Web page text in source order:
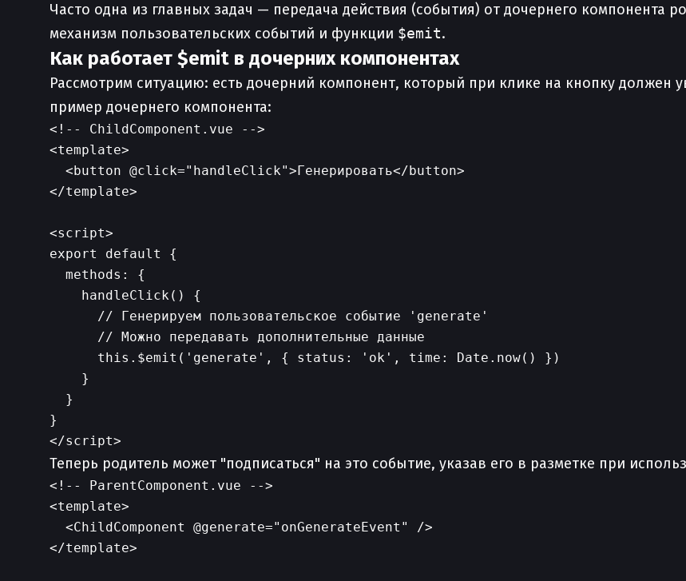
Часто одна из главных задач — передача действия (события) от дочернего компонента
механизм пользовательских событий и функции $emit.
Как работает $emit в дочерних компонентах
Рассмотрим ситуацию: есть дочерний компонент, который при клике на кнопку должен
пример дочернего компонента:
<!-- ChildComponent.vue -->
<template>
  <button @click="handleClick">Генерировать</button>
</template>
<script>
export default {
  methods: {
    handleClick() {
      // Генерируем пользовательское событие 'generate'
      // Можно передавать дополнительные данные
      this.$emit('generate', { status: 'ok', time: Date.now() })
    }
  }
}
Теперь родитель может "подписаться" на это событие, указав его в разметке при
<!-- ParentComponent.vue -->
<template>
  <ChildComponent @generate="onGenerateEvent" />
</template>